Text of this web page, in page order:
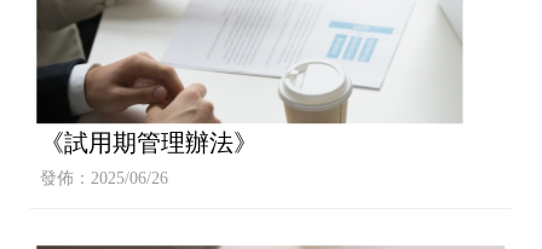
《試用期管理辦法》
發佈：2025/06/26